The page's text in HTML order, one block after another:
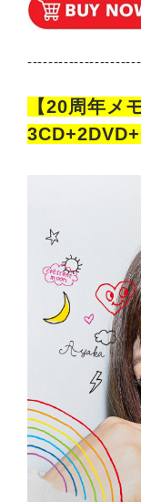
----------------------
【20周年メ